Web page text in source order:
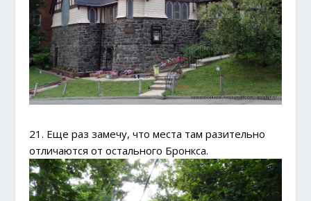
21. Еще раз замечу, что места там разительно
отличаются от остального Бронкса.